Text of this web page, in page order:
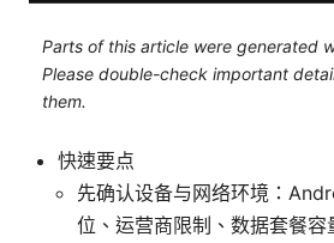
Parts of this article were generated
Please double-check important
them.
快速要点
先确认设备与网络环境：
位、运营商限制、数据套餐容